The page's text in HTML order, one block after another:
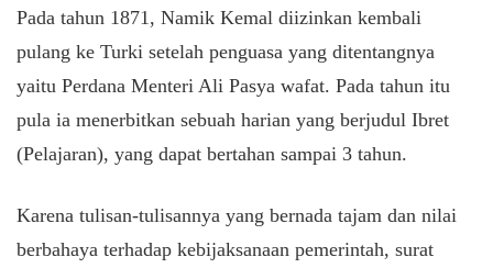
Pada tahun 1871, Namik Kemal diizinkan kembali
pulang ke Turki setelah penguasa yang ditentangnya
yaitu Perdana Menteri Ali Pasya wafat. Pada tahun itu
pula ia menerbitkan sebuah harian yang berjudul Ibret
(Pelajaran), yang dapat bertahan sampai 3 tahun.
Karena tulisan-tulisannya yang bernada tajam dan nilai
berbahaya terhadap kebijaksanaan pemerintah, surat